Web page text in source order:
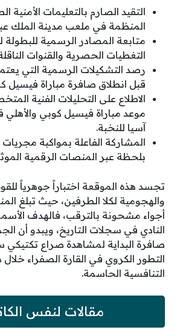
التقيد الصارم بالتعليمات الأمنية
المنظمة في ملعب مدينة الملك
متابعة المصادر الرسمية
التغطيات الحصرية والقنوات
رصد التشكيلات الرسمية التي
قبل انطلاق صافرة مباراة فيسيل
الاطلاع على التحليلات الفنية
موعد مباراة فيسيل كوبي
آسيا للنخبة.
المشاركة الفاعلة بمواكبة مجريات
بلحظة عبر المنصات الرقمية
تجسد هذه الموقعة اختباراً جوهرياً
والهجومية لكلا الطرفين، حيث تبلغ
أجواء مشحونة بالترقب، فالهدف
النادي في سجلات التاريخ، ويبدو أن
صافرة البداية لمشاهدة صراع
التطور الكروي في القارة الصفراء
التنافسية الحاسمة.
مقالات لنفس